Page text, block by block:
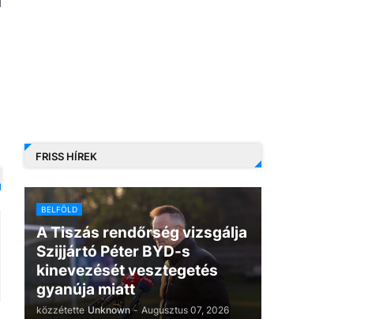
FRISS HÍREK
BELFÖLD
A Tiszás rendőrség vizsgálja
Szijjártó Péter BYD-s
kinevezését vesztegetés
gyanúja miatt
közzétette Unknown - Augusztus 07, 2026